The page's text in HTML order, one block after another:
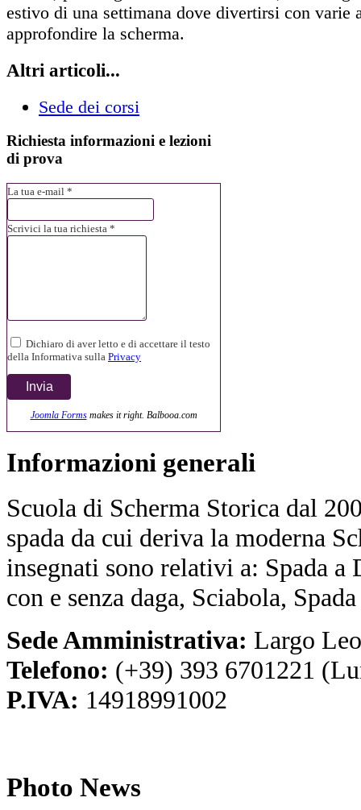
estivo di una settimana dove divertirsi con varie
approfondire la scherma.
Altri articoli...
Sede dei corsi
Richiesta informazioni e lezioni
di prova
La tua e-mail *
Scrivici la tua richiesta *
Dichiaro di aver letto e di accettare il testo
della Informativa sulla Privacy
Joomla Formsmakes it right. Balbooa.com
Informazioni generali
Scuola di Scherma Storica dal
spada da cui deriva la moderna
insegnati sono relativi a: Spada a
con e senza daga, Sciabola,
Sede Amministrativa: Largo
Telefono: (+39) 393 6701221
P.IVA: 14918991002
Photo News